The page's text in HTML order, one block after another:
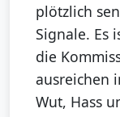
plötzlich
Signale. Es
die
ausreichen
Wut, Hass